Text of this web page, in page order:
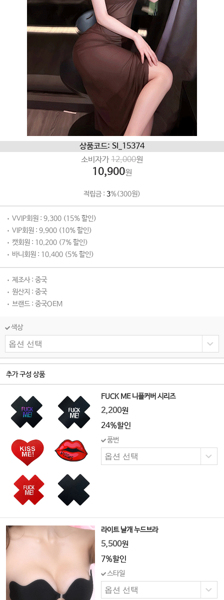
상품코드: SI_15374
소비자가 12,000원
10,900원
적립금 : 3%(300원)
VVIP회원 : 9,300 (15% 할인)
VIP회원 : 9,900 (10% 할인)
캣회원 : 10,200 (7% 할인)
바니회원 : 10,400 (5% 할인)
제조사 : 중국
원산지 : 중국
브랜드 : 중국OEM
색상
추가 구성 상품
FUCK ME 니플커버 시리즈
2,200원
24%할인
품번
라이트 날개 누드브라
5,500원
7%할인
스타일